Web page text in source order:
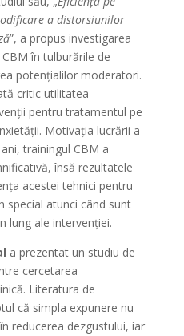
a distorsiunilor
”, a propus investigarea
în tulburările de
potențialilor moderatori.
critic utilitatea
pentru tratamentul pe
Motivația lucrării a
trainingul CBM a
însă rezultatele
acestei tehnici pentru
special atunci când sunt
lung ale intervenției.
a prezentat un studiu de
cercetarea
Literatura de
că simpla expunere nu
reducerea dezgustului, iar